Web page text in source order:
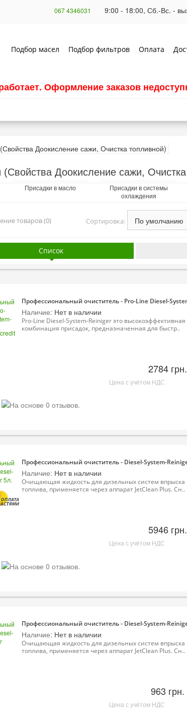
067 4346031 9:00 - 18:00, Сб.-Вс. -
Подбор масел Подбор фильтров Оплата
Оформление заказов
(Свойства Доокисление сажи,
Присадки в масло
Присадки в системы
охлаждения
товаров (0) Сортировка:
Список
Профессиональный очиститель - Pro-Line Diesel-
Наличие: Нет в наличии
Pro-Line Diesel-System-Reiniger это высокоэффективная
комбинация присадок, предназначенная для быстр..
2784 грн.
Цена с учётом НДС
Профессиональный очиститель - Diesel-System-
Наличие: Нет в наличии
Очищающая жидкость для дизельных систем впрыска
топлива, применяется через аппарат JetClean Plus. Сн..
5946 грн.
Цена с учётом НДС
Профессиональный очиститель - Diesel-System-
Наличие: Нет в наличии
Очищающая жидкость для дизельных систем впрыска
топлива, применяется через аппарат JetClean Plus. Сн..
963 грн.
Цена с учётом НДС